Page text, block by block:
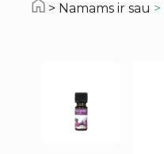
Namams ir sau >